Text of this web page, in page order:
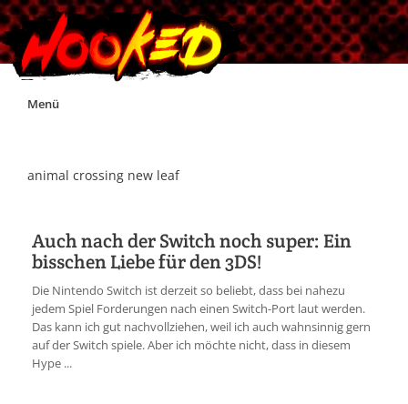
Skip
Menü
Impressum
Jobs
Discord
animal crossing new leaf
Auch nach der Switch noch super: Ein
bisschen Liebe für den 3DS!
Die Nintendo Switch ist derzeit so beliebt, dass bei nahezu
jedem Spiel Forderungen nach einen Switch-Port laut werden.
Das kann ich gut nachvollziehen, weil ich auch wahnsinnig gern
auf der Switch spiele. Aber ich möchte nicht, dass in diesem
Hype ...